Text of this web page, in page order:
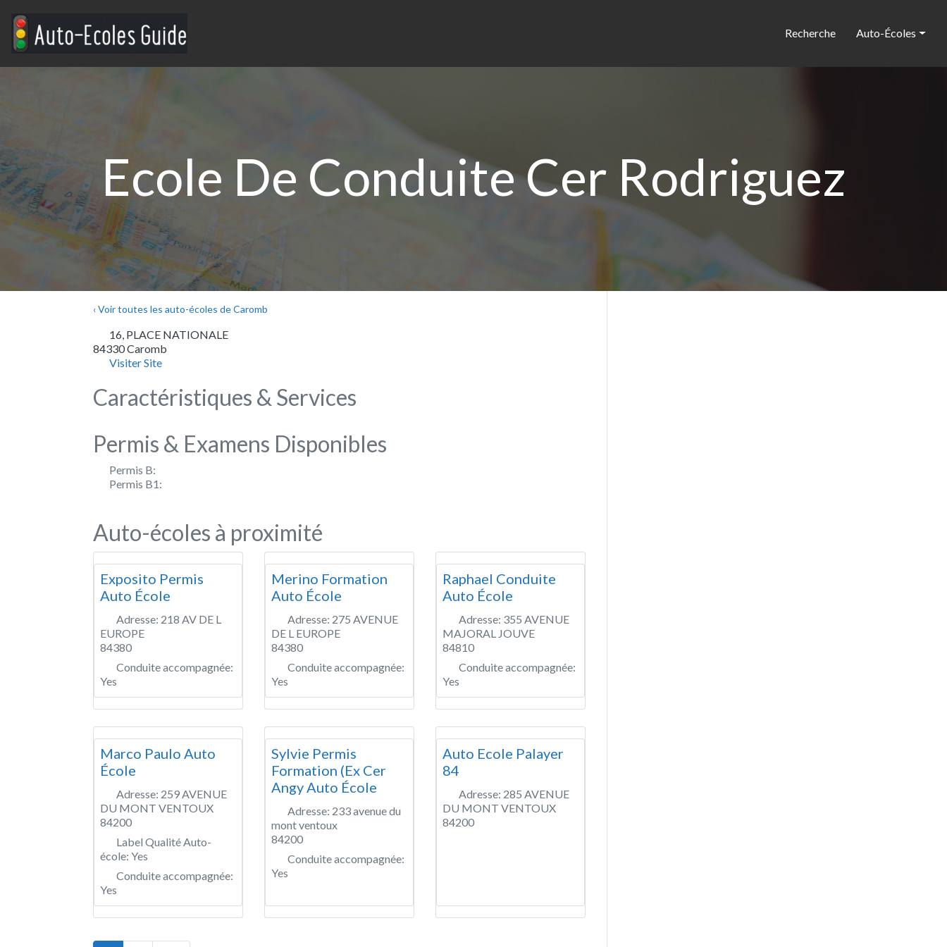
Recherche Auto-Écoles
Ecole De Conduite Cer Rodriguez
‹ Voir toutes les auto-écoles de Caromb
16, PLACE NATIONALE
84330Caromb
Visiter Site
Caractéristiques & Services
Permis & Examens Disponibles
Permis B:
Permis B1:
Auto-écoles à proximité
Exposito Permis
Auto École
Adresse: 218 AV DE L
EUROPE
84380
Conduite accompagnée:
Yes
Merino Formation
Auto École
Adresse: 275 AVENUE
DE L EUROPE
84380
Conduite accompagnée:
Yes
Raphael Conduite
Auto École
Adresse: 355 AVENUE
MAJORAL JOUVE
84810
Conduite accompagnée:
Yes
Marco Paulo Auto
École
Adresse: 259 AVENUE
DU MONT VENTOUX
84200
Label Qualité Auto-
école: Yes
Conduite accompagnée:
Yes
Sylvie Permis
Formation (Ex Cer
Angy Auto École
Adresse: 233 avenue du
mont ventoux
84200
Conduite accompagnée:
Yes
Auto Ecole Palayer
84
Adresse: 285 AVENUE
DU MONT VENTOUX
84200